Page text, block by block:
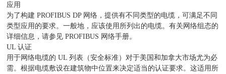
应用
为了构建 PROFIBUS DP 网络，提供有不同类型的电缆，可满足不同
类型应用的要求。一般地，应该使用所列出的电缆。有关网络组态的
详细信息，请参见 PROFIBUS 网络手册。
UL 认证
用于网络电缆的 UL 列表（安全标准）对于美国和加拿大市场尤为必
需。根据电缆敷设在建筑物中位置来决定适当的认证要求。这适用所